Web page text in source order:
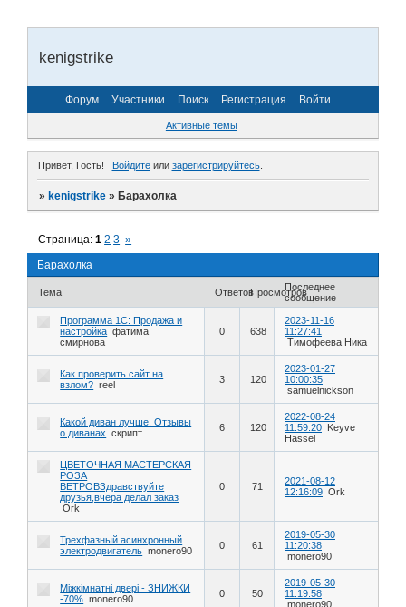
kenigstrike
Форум Участники Поиск Регистрация Войти
Активные темы
Привет, Гость! Войдитеили зарегистрируйтесь.
»kenigstrike »Барахолка
Барахолка
Страница:1 2 3 »
Тема ОтветовПросмотровПоследнее
сообщение
Программа 1С: Продажа и
настройка фатима
смирнова
0 638
2023-11-16
11:27:41
Тимофеева Ника
Как проверить сайт на
взлом? reel 3 120
2023-01-27
10:00:35
samuelnickson
Какой диван лучше. Отзывы
о диванах
скрипт 6 120
2022-08-24
11:59:20
Keyve
Hassel
ЦВЕТОЧНАЯ МАСТЕРСКАЯ
РОЗА
ВЕТРОВЗдравствуйте
друзья,вчера делал заказ
Ork
0 71
2021-08-12
12:16:09 Ork
Трехфазный асинхронный
электродвигатель monero90 0 61
2019-05-30
11:20:38
monero90
Міжкімнатні двері - ЗНИЖКИ
-70% monero90 0 50
2019-05-30
11:19:58
monero90